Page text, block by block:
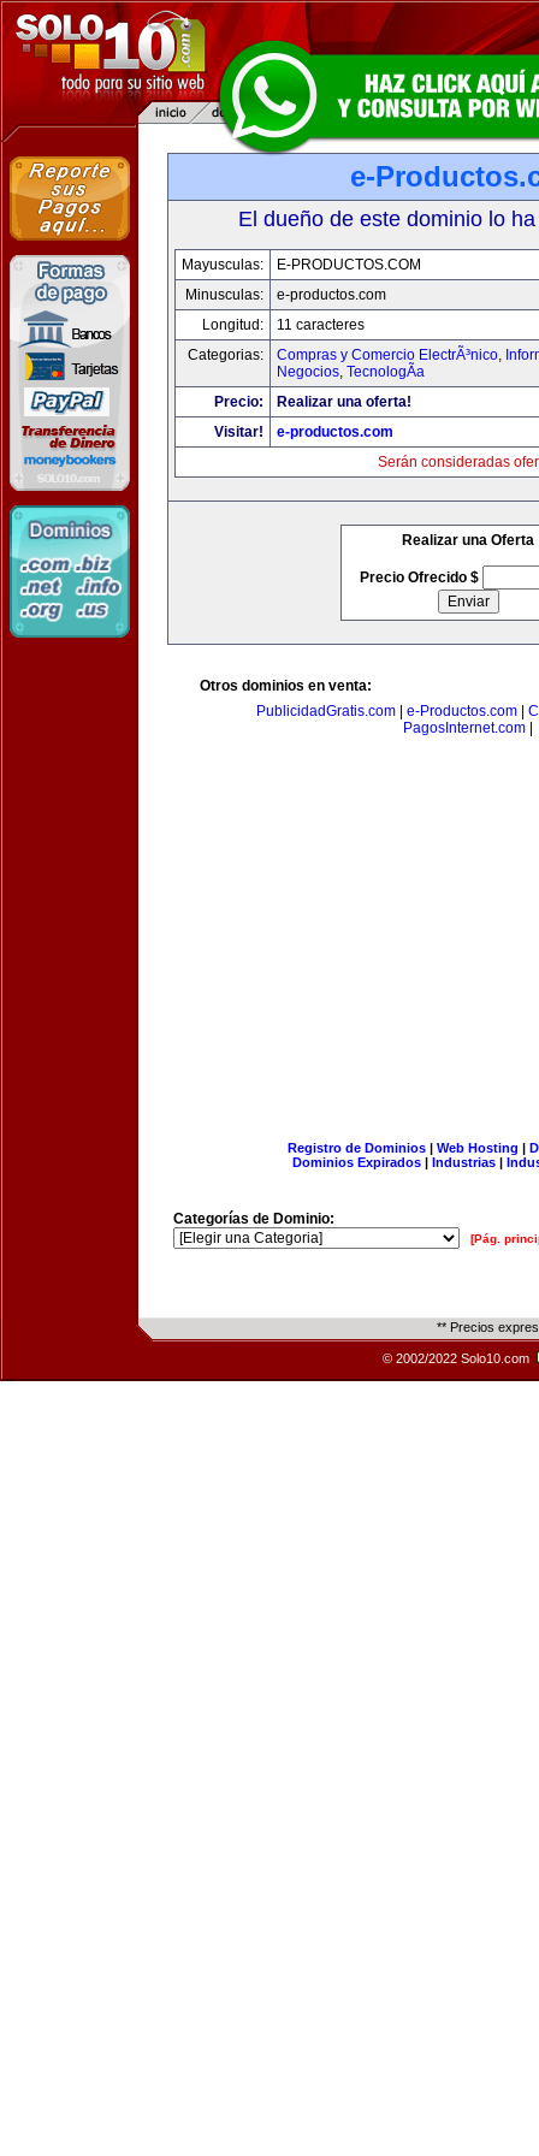
e-
El dueño de este dominio lo
Mayusculas:
E-PRODUCTOS.COM
Minusculas:
e-productos.com
Longitud:
11 caracteres
Categorias:
Compras y Comercio ElectrÃ³nico,
Negocios, TecnologÃ­a
Precio:
Realizar una oferta!
Visitar!
e-productos.com
Serán consideradas
Realizar una Oferta
Precio Ofrecido $
Otros dominios en venta:
PublicidadGratis.com
e-Productos.com
PagosInternet.com
Registro de Dominios| Web Hosting |
Dominios Expirados | Industrias |
Categorías de Dominio:
[Pág.
** Precios
© 2002/2022 Solo10.com